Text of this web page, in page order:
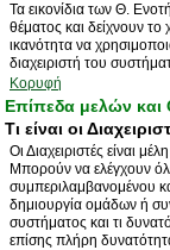
Τα εικονίδια των Θ.
θέματος και δείχνουν
ικανότητα να
διαχειριστή του
Κορυφή
Επίπεδα μελών και
Τι είναι οι
Οι Διαχειριστές είναι
Μπορούν να ελέγχουν
συμπεριλαμβανομένου
δημιουργία ομάδων ή
συστήματος και τι
επίσης πλήρη